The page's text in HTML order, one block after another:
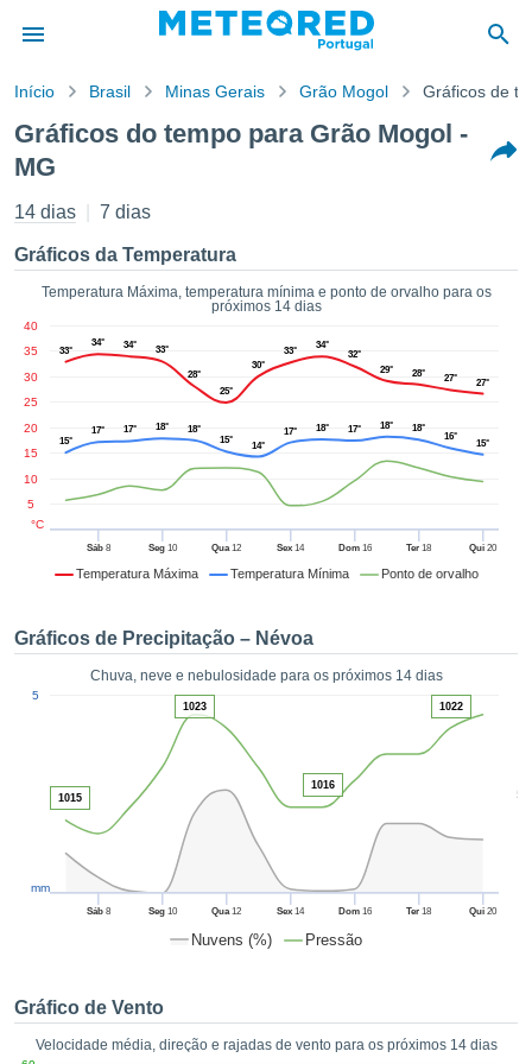
da
por
que as
a este
das
forma
digital
ou
permite-
a nossa
fornecer-
botão
todos os
no
como
um perfil
CONFIGURAÇÕES
Início Brasil Minas Gerais Grão Mogol Gráficos de
Gráficos do tempo para Grão Mogol -
MG
14 dias 7 dias
Gráficos da Temperatura
Temperatura Máxima, temperatura mínima e ponto de orvalho para os
próximos 14 dias
Temperatura Máxima Temperatura Mínima Ponto de orvalho
Sáb8 Seg10 Qua12 Sex 14 Dom16 Ter 18 Qui 20
5
10
15
20
25
30
35
40
°C
33°
34° 34° 33°
28°
25°
30°
33°
34°
32°
29°
28° 27° 27°
15°
17° 17° 18°
18°
15°
14°
17° 18° 17° 18° 18°
16°
15°
Gráficos de Precipitação – Névoa
Chuva, neve e nebulosidade para os próximos 14 dias
Nuvens (%) Pressão
50
Sáb8 Seg10 Qua12 Sex 14 Dom16 Ter 18 Qui 20
5
mm
1015
1023
1016
1022
Gráfico de Vento
Velocidade média, direção e rajadas de vento para os próximos 14 dias